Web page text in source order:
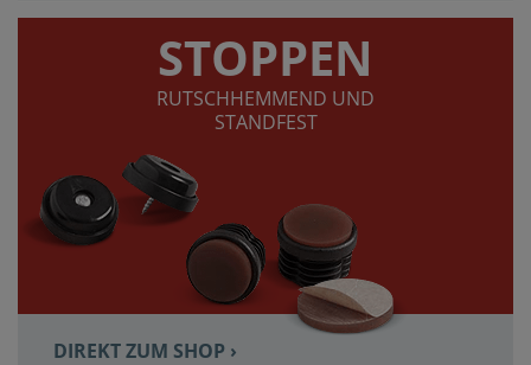
STOPPEN
RUTSCHHEMMEND UND
STANDFEST
DIREKT ZUM SHOP ›